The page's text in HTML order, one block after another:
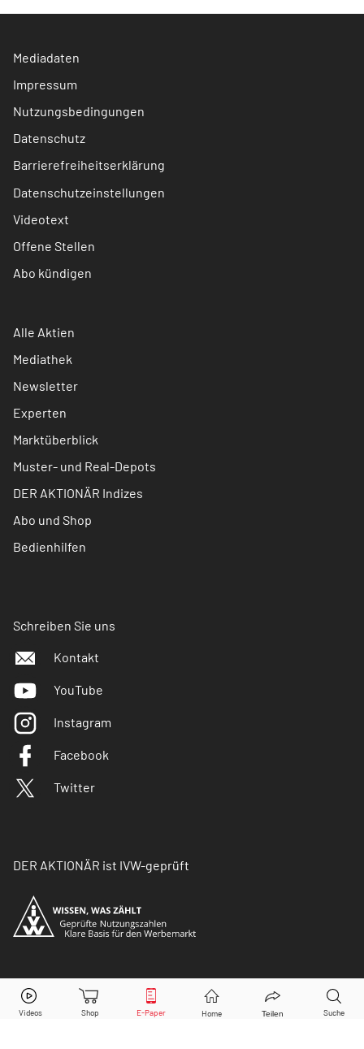
Mediadaten
Impressum
Nutzungsbedingungen
Datenschutz
Barrierefreiheitserklärung
Datenschutzeinstellungen
Videotext
Offene Stellen
Abo kündigen
Alle Aktien
Mediathek
Newsletter
Experten
Marktüberblick
Muster- und Real-Depots
DER AKTIONÄR Indizes
Abo und Shop
Bedienhilfen
Schreiben Sie uns
Kontakt
YouTube
Instagram
Facebook
Twitter
DER AKTIONÄR ist IVW-geprüft
© Copyright 2026 Börsenmedien AG. Alle Rechte